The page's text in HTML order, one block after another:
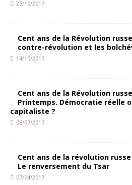
25/10/2017
Cent ans de la Révolution
contre-révolution et les
14/10/2017
Cent ans de la Révolution
Printemps. Démocratie réelle
capitaliste ?
08/07/2017
Cent ans de la révolution russe
Le renversement du Tsar
07/04/2017